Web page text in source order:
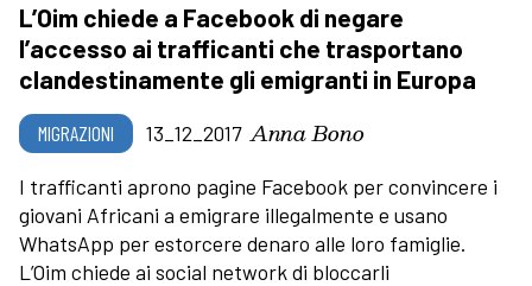
L’Oim chiede a Facebook di negare
l’accesso ai trafficanti che trasportano
clandestinamente gli emigranti in Europa
MIGRAZIONI 13_12_2017 Anna Bono
I trafficanti aprono pagine Facebook per convincere i
giovani Africani a emigrare illegalmente e usano
WhatsApp per estorcere denaro alle loro famiglie.
L’Oim chiede ai social network di bloccarli